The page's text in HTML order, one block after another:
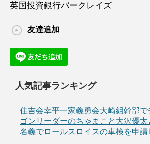
英国投資銀行バークレイズ
友達追加
人気記事ランキング
住吉会幸平一家義勇会大崎組幹部
ゴンリーダーのちゃまこと大沢優太
名義でロールスロイスの車検を申請